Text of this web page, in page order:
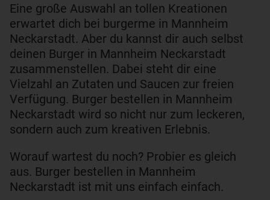
Eine große Auswahl an tollen Kreationen
erwartet dich bei burgerme in Mannheim
Neckarstadt. Aber du kannst dir auch selbst
deinen Burger in Mannheim Neckarstadt
zusammenstellen. Dabei steht dir eine
Vielzahl an Zutaten und Saucen zur freien
Verfügung. Burger bestellen in Mannheim
Neckarstadt wird so nicht nur zum leckeren,
sondern auch zum kreativen Erlebnis.
Worauf wartest du noch? Probier es gleich
aus. Burger bestellen in Mannheim
Neckarstadt ist mit uns einfach einfach.